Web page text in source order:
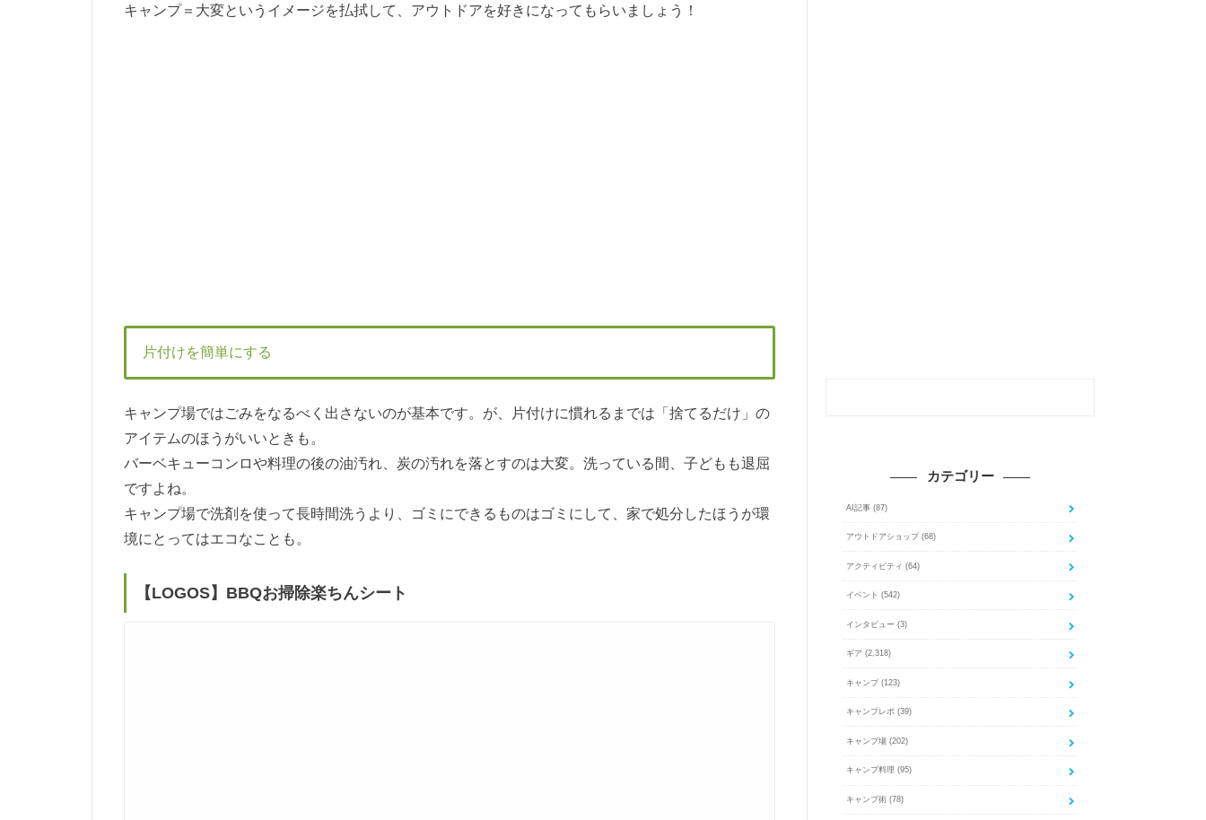
キャンプ＝大変というイメージを払拭して、アウトドアを好きになってもらいましょう！
片付けを簡単にする
キャンプ場ではごみをなるべく出さないのが基本です。が、片付けに慣れるまでは「捨てるだけ」の
アイテムのほうがいいときも。
バーベキューコンロや料理の後の油汚れ、炭の汚れを落とすのは大変。洗っている間、子どもも退屈
ですよね。
キャンプ場で洗剤を使って長時間洗うより、ゴミにできるものはゴミにして、家で処分したほうが環
境にとってはエコなことも。
【LOGOS】BBQお掃除楽ちんシート
カテゴリー
AI記事 (87)
アウトドアショップ (68)
アクティビティ (64)
イベント (542)
インタビュー (3)
ギア (2,318)
キャンプ (123)
キャンプレポ (39)
キャンプ場 (202)
キャンプ料理 (95)
キャンプ術 (78)